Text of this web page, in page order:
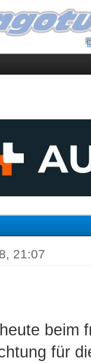
21:07
beim
für